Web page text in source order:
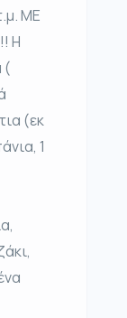
ΜΕ
Η
(
(εκ
1